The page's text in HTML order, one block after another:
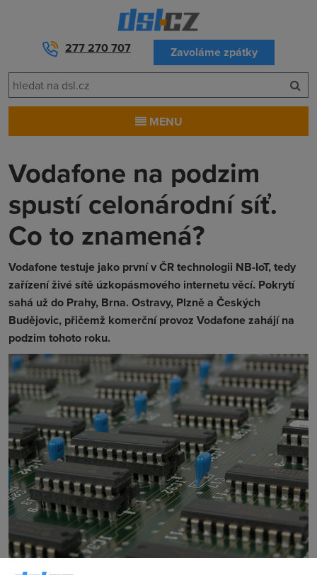
277 270 707 Zavoláme zpátky
MENU
Vodafone na podzim
spustí celonárodní síť.
Co to znamená?
Vodafone testuje jako první v ČR technologii NB-IoT, tedy
zařízení živé sítě úzkopásmového internetu věcí. Pokrytí
sahá už do Prahy, Brna. Ostravy, Plzně a Českých
Budějovic, přičemž komerční provoz Vodafone zahájí na
podzim tohoto roku.